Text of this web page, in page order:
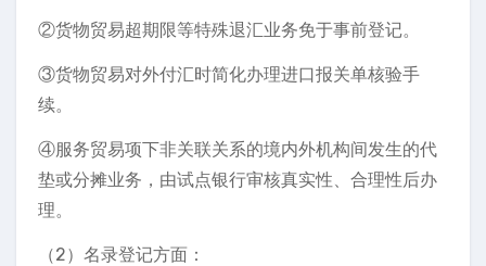
②货物贸易超期限等特殊退汇业务免于事前登记。
③货物贸易对外付汇时简化办理进口报关单核验手
续。
④服务贸易项下非关联关系的境内外机构间发生的代
垫或分摊业务，由试点银行审核真实性、合理性后办
理。
（2）名录登记方面：